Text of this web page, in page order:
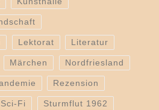
Lektorat Literatur
Märchen Nordfriesland
Rezension
Sci-Fi Sturmflut 1962